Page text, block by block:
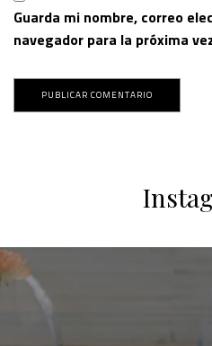
Guarda mi nombre, correo
navegador para la próxima